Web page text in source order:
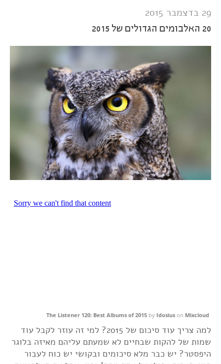
29 בדצמבר 2015
20 האלבומים הגדולים של 2015
The Listener 120: Best Albums of 2015 by Idosius on Mixcloud
למה צריך עוד סיכום של 2015? למי זה עוזר לקבל עוד
שמות של להקות שבחיים לא שמעתם עליהם מאיזה בלוגר
היפסטר? יש כבר מלא סיכומים ובקושי יש כוח לעבור